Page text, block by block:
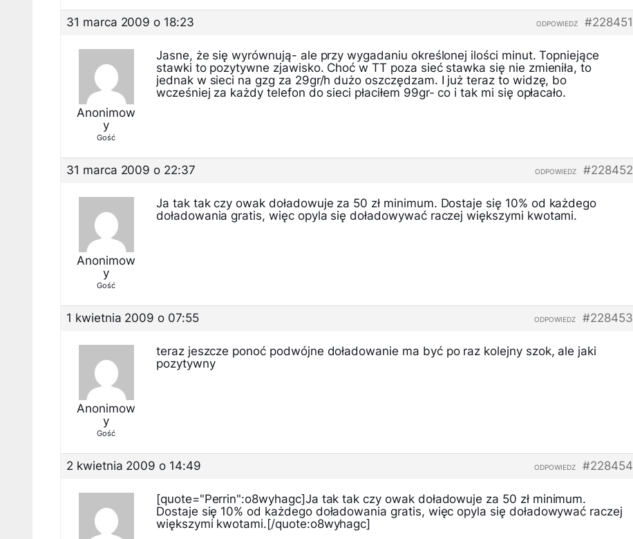
31 marca 2009 o 18:23 #228451
ODPOWIEDZ
Anonimow
y
Gość
Jasne, że się wyrównują- ale przy wygadaniu określonej ilości minut. Topniejące
stawki to pozytywne zjawisko. Choć w TT poza sieć stawka się nie zmieniła, to
jednak w sieci na gzg za 29gr/h dużo oszczędzam. I już teraz to widzę, bo
wcześniej za każdy telefon do sieci płaciłem 99gr- co i tak mi się opłacało.
31 marca 2009 o 22:37 #228452
ODPOWIEDZ
Anonimow
y
Gość
Ja tak tak czy owak doładowuje za 50 zł minimum. Dostaje się 10% od każdego
doładowania gratis, więc opyla się doładowywać raczej większymi kwotami.
1 kwietnia 2009 o 07:55 #228453
ODPOWIEDZ
Anonimow
y
Gość
teraz jeszcze ponoć podwójne doładowanie ma być po raz kolejny szok, ale jaki
pozytywny
2 kwietnia 2009 o 14:49 #228454
ODPOWIEDZ
[quote="Perrin":o8wyhagc]Ja tak tak czy owak doładowuje za 50 zł minimum.
Dostaje się 10% od każdego doładowania gratis, więc opyla się doładowywać raczej
większymi kwotami.[/quote:o8wyhagc]